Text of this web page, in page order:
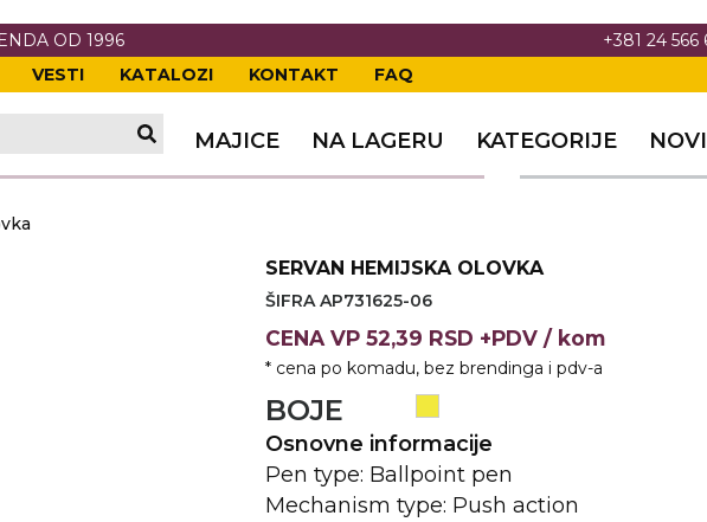
OD 1996 +381 24 566
VESTI KATALOZI KONTAKT FAQ
MAJICE NA LAGERU KATEGORIJE
OPREMA
I PANOI
SERVAN HEMIJSKA OLOVKA
ŠIFRA AP731625-06
CENA VP 52,39 RSD +PDV / kom
* cena po komadu, bez brendinga i pdv-a
BOJE
Osnovne informacije
Pen type: Ballpoint pen
Mechanism type: Push action